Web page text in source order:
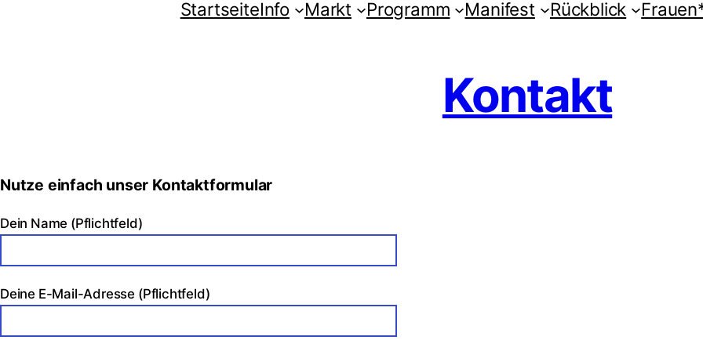
StartseiteInfo Markt Programm Manifest Rückblick
Kontakt
Nutze einfach unser Kontaktformular
Dein Name (Pflichtfeld)
Deine E-Mail-Adresse (Pflichtfeld)